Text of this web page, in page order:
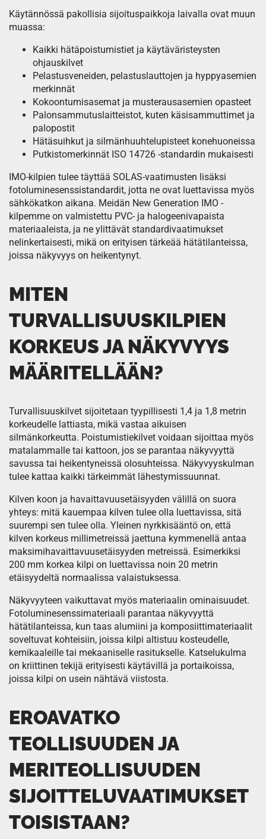
Käytännössä pakollisia sijoituspaikkoja laivalla ovat muun
muassa:
Kaikki hätäpoistumistiet ja käytäväristeysten
ohjauskilvet
Pelastusveneiden, pelastuslauttojen ja hyppyasemien
merkinnät
Kokoontumisasemat ja musterausasemien opasteet
Palonsammutuslaitteistot, kuten käsisammuttimet ja
palopostit
Hätäsuihkut ja silmänhuuhtelupisteet konehuoneissa
Putkistomerkinnät ISO 14726 -standardin mukaisesti
IMO-kilpien tulee täyttää SOLAS-vaatimusten lisäksi
fotoluminesenssistandardit, jotta ne ovat luettavissa myös
sähkökatkon aikana. Meidän New Generation IMO -
kilpemme on valmistettu PVC- ja halogeenivapaista
materiaaleista, ja ne ylittävät standardivaatimukset
nelinkertaisesti, mikä on erityisen tärkeää hätätilanteissa,
joissa näkyvyys on heikentynyt.
MITEN
TURVALLISUUSKILPIEN
KORKEUS JA NÄKYVYYS
MÄÄRITELLÄÄN?
Turvallisuuskilvet sijoitetaan tyypillisesti 1,4 ja 1,8 metrin
korkeudelle lattiasta, mikä vastaa aikuisen
silmänkorkeutta. Poistumistiekilvet voidaan sijoittaa myös
matalammalle tai kattoon, jos se parantaa näkyvyyttä
savussa tai heikentyneissä olosuhteissa. Näkyvyyskulman
tulee kattaa kaikki tärkeimmät lähestymissuunnat.
Kilven koon ja havaittavuusetäisyyden välillä on suora
yhteys: mitä kauempaa kilven tulee olla luettavissa, sitä
suurempi sen tulee olla. Yleinen nyrkkisääntö on, että
kilven korkeus millimetreissä jaettuna kymmenellä antaa
maksimihavaittavuusetäisyyden metreissä. Esimerkiksi
200 mm korkea kilpi on luettavissa noin 20 metrin
etäisyydeltä normaalissa valaistuksessa.
Näkyvyyteen vaikuttavat myös materiaalin ominaisuudet.
Fotoluminesenssimateriaali parantaa näkyvyyttä
hätätilanteissa, kun taas alumiini ja komposiittimateriaalit
soveltuvat kohteisiin, joissa kilpi altistuu kosteudelle,
kemikaaleille tai mekaaniselle rasitukselle. Katselukulma
on kriittinen tekijä erityisesti käytävillä ja portaikoissa,
joissa kilpi on usein nähtävä viistosta.
EROAVATKO
TEOLLISUUDEN JA
MERITEOLLISUUDEN
SIJOITTELUVAATIMUKSET
TOISISTAAN?